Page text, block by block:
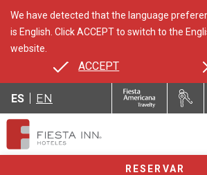
ES EN
RESERVAR
We have detected that the language
is English. Click ACCEPT to switch to the
website.
ACCEPT